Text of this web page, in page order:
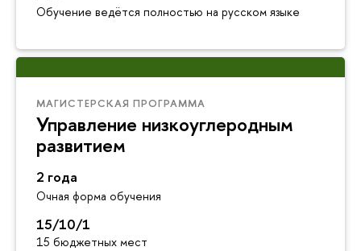
Обучение ведётся полностью на русском языке
МАГИСТЕРСКАЯ ПРОГРАММА
Управление низкоуглеродным
развитием
2 года
Очная форма обучения
15/10/1
15 бюджетных мест